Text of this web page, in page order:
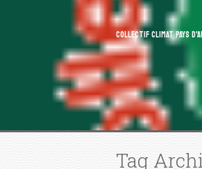
COLLECTIF CLIMAT PAYS
Tag